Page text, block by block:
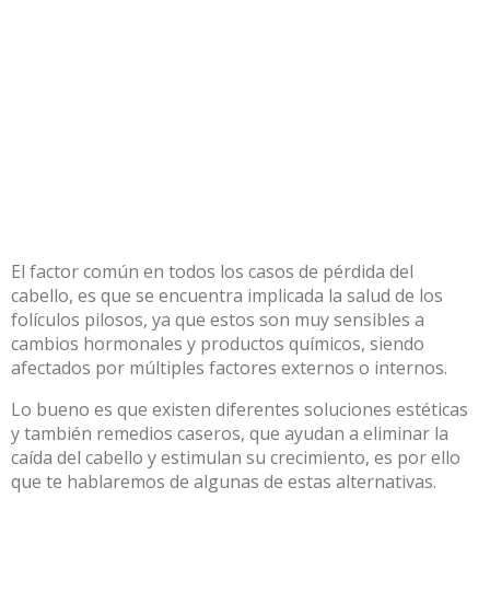
El factor común en todos los casos de pérdida del
cabello, es que se encuentra implicada la salud de los
folículos pilosos, ya que estos son muy sensibles a
cambios hormonales y productos químicos, siendo
afectados por múltiples factores externos o internos.
Lo bueno es que existen diferentes soluciones estéticas
y también remedios caseros, que ayudan a eliminar la
caída del cabello y estimulan su crecimiento, es por ello
que te hablaremos de algunas de estas alternativas.